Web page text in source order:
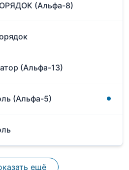
(Альфа-8)
(Альфа-13)
(Альфа-5)
ещё